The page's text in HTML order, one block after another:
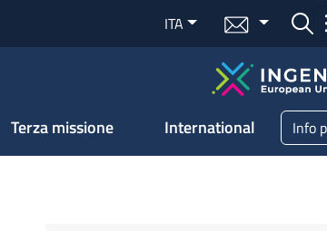
ITA Menu mail
Terza missione International Info